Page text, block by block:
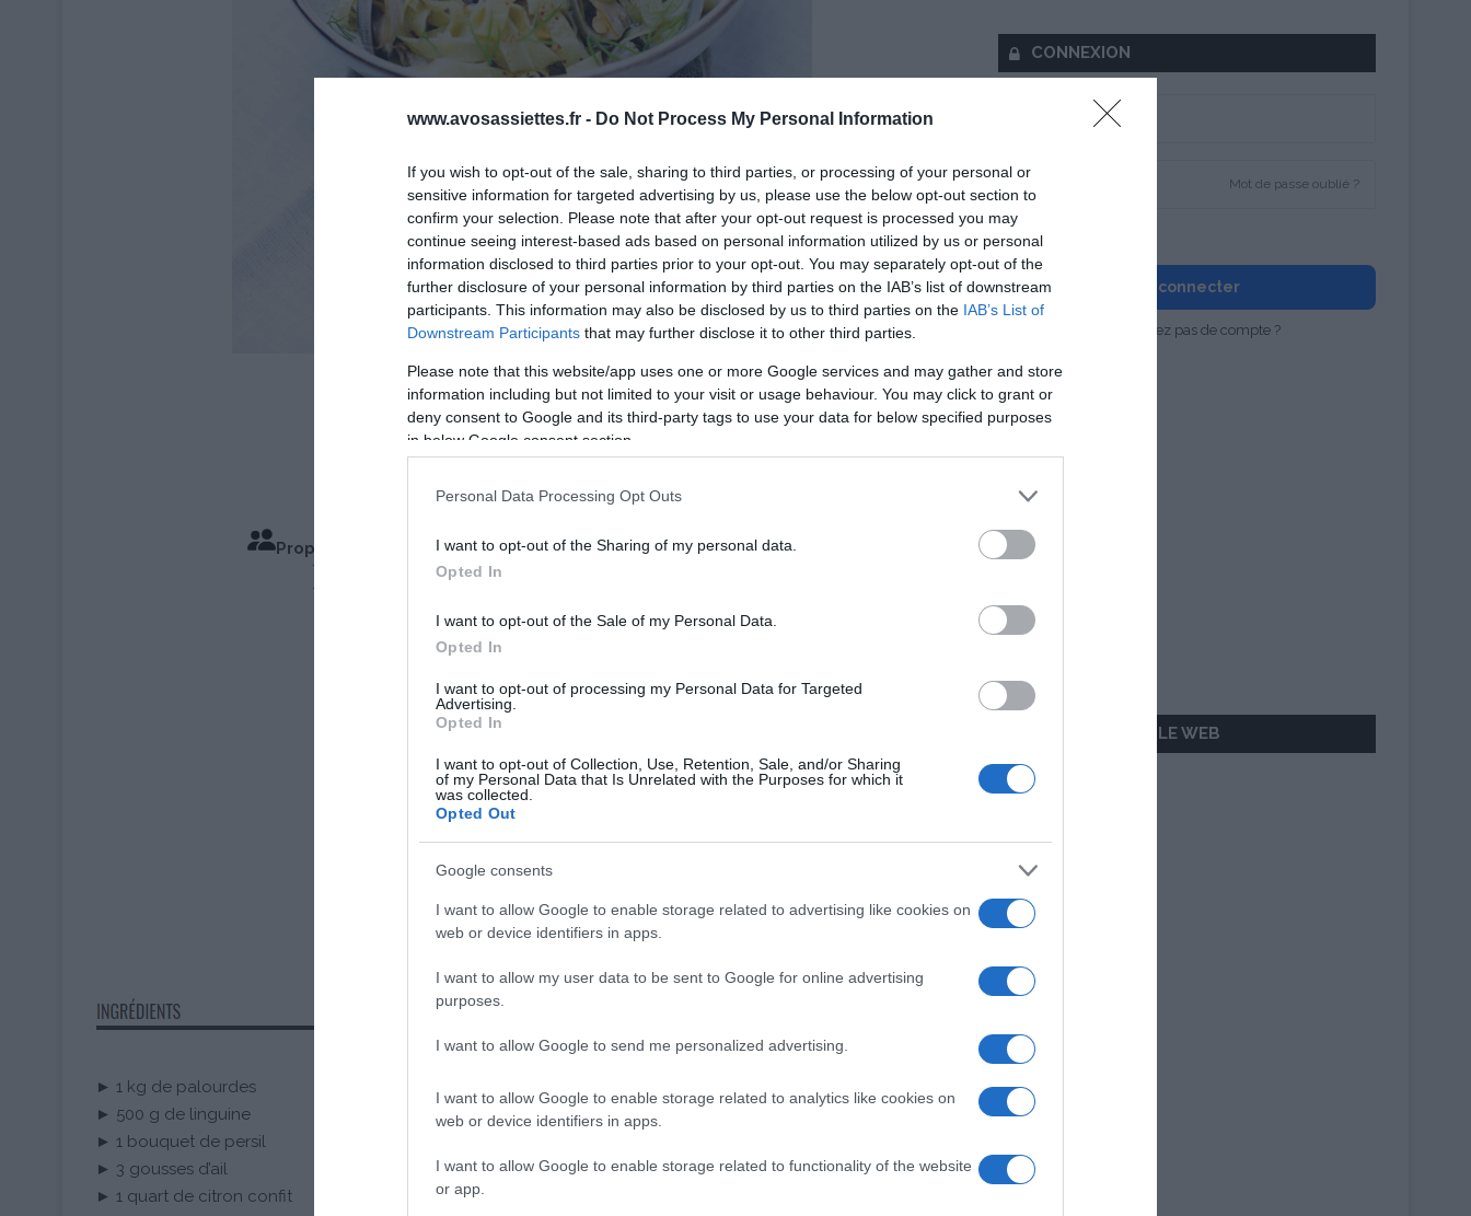
www.avosassiettes.fr - Do Not Process My Personal Information
If you wish to opt-out of the sale, sharing to third parties, or processing of your personal or
sensitive information for targeted advertising by us, please use the below opt-out section to
confirm your selection. Please note that after your opt-out request is processed you may
continue seeing interest-based ads based on personal information utilized by us or personal
information disclosed to third parties prior to your opt-out. You may separately opt-out of the
further disclosure of your personal information by third parties on the IAB’s list of downstream
participants. This information may also be disclosed by us to third parties on the IAB’s List of
Downstream Participants that may further disclose it to other third parties.
Please note that this website/app uses one or more Google services and may gather and store
information including but not limited to your visit or usage behaviour. You may click to grant or
deny consent to Google and its third-party tags to use your data for below specified purposes
in below Google consent section.
Personal Data Processing Opt Outs
I want to opt-out of the Sharing of my personal data.
Opted In
I want to opt-out of the Sale of my Personal Data.
Opted In
I want to opt-out of processing my Personal Data for Targeted
Advertising.
Opted In
I want to opt-out of Collection, Use, Retention, Sale, and/or Sharing
of my Personal Data that Is Unrelated with the Purposes for which it
was collected.
Opted Out
Google consents
I want to allow Google to enable storage related to advertising like cookies on
web or device identifiers in apps.
I want to allow my user data to be sent to Google for online advertising
purposes.
I want to allow Google to send me personalized advertising.
I want to allow Google to enable storage related to analytics like cookies on
web or device identifiers in apps.
I want to allow Google to enable storage related to functionality of the website
or app.
Proportions 4 Personnes
Temps de Préparation 15 Minutes
Repos 1 Heure
► 1 kg de palourdes
► 500 g de linguine
► 1 bouquet de persil
► 3 gousses d’ail
► 1 quart de citron confit
CONNEXION
Mot de passe oublié ?
Se souvenir de moi
Se connecter
Vous n'avez pas de compte ?
AILLEURS SUR LE WEB